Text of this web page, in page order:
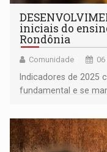
iniciais do
Rondônia
Comunidade
Indicadores de 2025
fundamental e se